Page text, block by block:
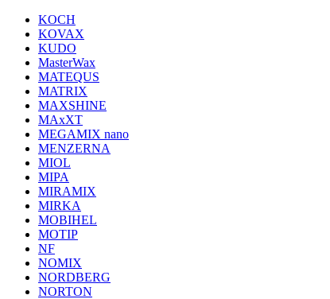
KOCH
KOVAX
KUDO
MasterWax
MATEQUS
MATRIX
MAXSHINE
MAxXT
MEGAMIX nano
MENZERNA
MIOL
MIPA
MIRAMIX
MIRKA
MOBIHEL
MOTIP
NF
NOMIX
NORDBERG
NORTON